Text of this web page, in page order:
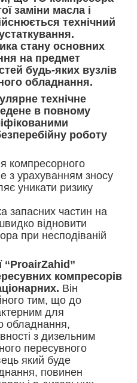
заміни масла і
технічний
стану основних
на предмет
будь-яких вузлів
обладнання.
технічне
в повному
роботу
компресорного
з урахуванням зносу
уникати ризику
запасних частин на
відновити
при несподіваній
“ProairZahid”
компресорів
Він
тим, що до
для
обладнання,
з дизельним
пересувного
який буде
повинен